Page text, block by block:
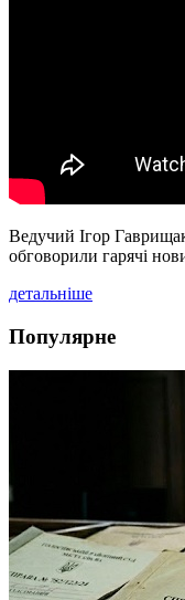
Ведучий Ігор
обговорили гарячі
детальніше
Популярне